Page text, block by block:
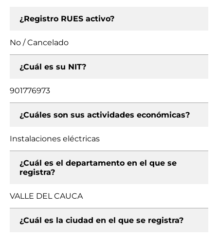
¿Registro RUES activo?
No / Cancelado
¿Cuál es su NIT?
901776973
¿Cuáles son sus actividades económicas?
Instalaciones eléctricas
¿Cuál es el departamento en el que se
registra?
VALLE DEL CAUCA
¿Cuál es la ciudad en el que se registra?